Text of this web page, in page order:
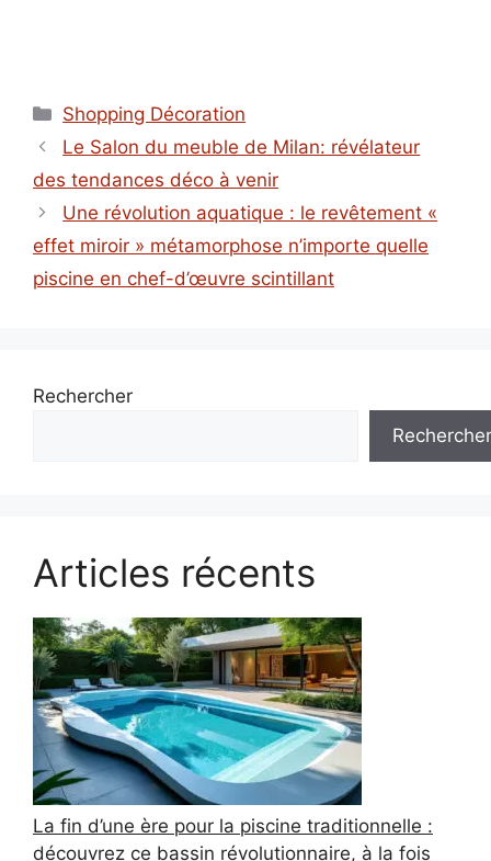
Catégories
Shopping Décoration
Le Salon du meuble de Milan: révélateur
des tendances déco à venir
Une révolution aquatique : le revêtement «
effet miroir » métamorphose n’importe quelle
piscine en chef-d’œuvre scintillant
Rechercher
Rechercher
Articles récents
La fin d’une ère pour la piscine traditionnelle :
découvrez ce bassin révolutionnaire, à la fois